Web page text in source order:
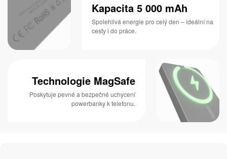
Kapacita 5 000 mAh
Spolehlivá energie pro celý den – ideální na
cesty i do práce.
Technologie MagSafe
Poskytuje pevné a bezpečné uchycení
powerbanky k telefonu.